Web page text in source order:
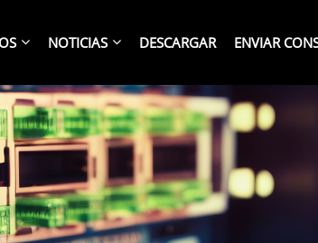
NOTICIAS DESCARGAR ENVIAR